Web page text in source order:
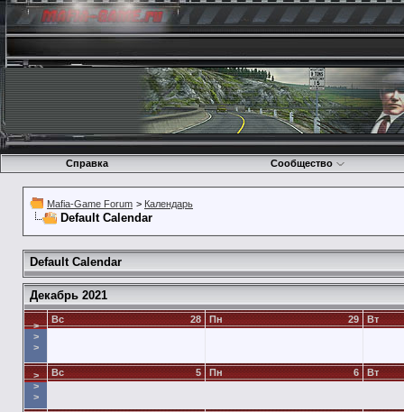
Справка Сообщество
Mafia-Game Forum > Календарь
Default Calendar
Default Calendar
Декабрь 2021
>
>
>
28
Вс 29
Пн Вт
>
>
>
5
Вс 6
Пн Вт